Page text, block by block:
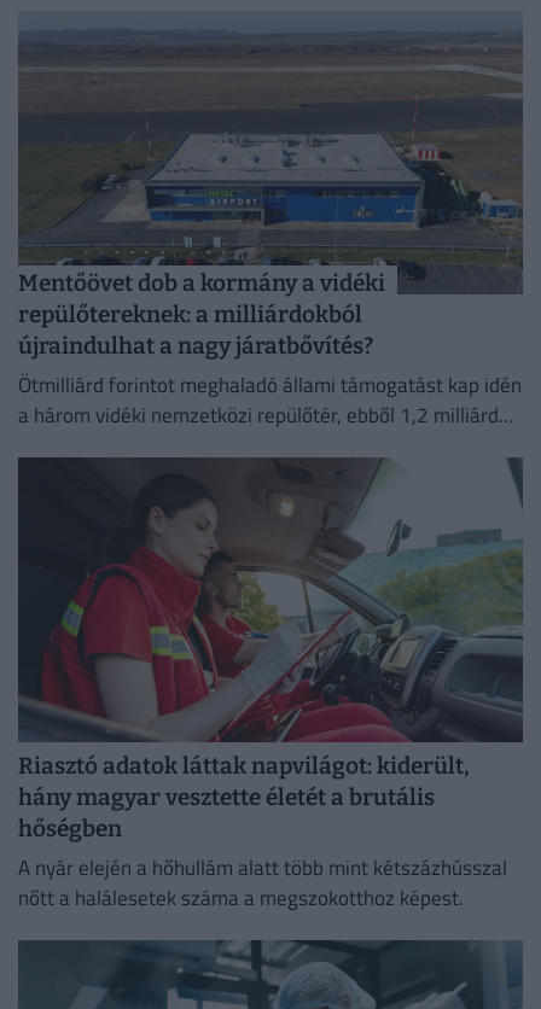
Mentőövet dob a kormány a vidéki
repülőtereknek: a milliárdokból
újraindulhat a nagy járatbővítés?
Ötmilliárd forintot meghaladó állami támogatást kap idén
a három vidéki nemzetközi repülőtér, ebből 1,2 milliárd
Riasztó adatok láttak napvilágot: kiderült,
hány magyar vesztette életét a brutális
hőségben
A nyár elején a hőhullám alatt több mint kétszázhússzal
nőtt a halálesetek száma a megszokotthoz képest.